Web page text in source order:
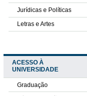
Jurídicas e Políticas
Letras e Artes
ACESSO À
UNIVERSIDADE
Graduação